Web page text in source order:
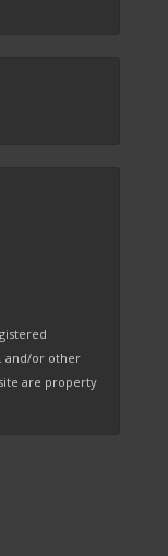
and/or other
are property